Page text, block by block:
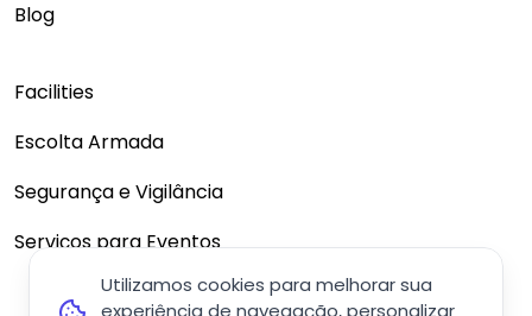
Blog
Facilities
Escolta Armada
Segurança e Vigilância
Serviços para Eventos
Utilizamos cookies para melhorar sua
experiência de navegação, personalizar